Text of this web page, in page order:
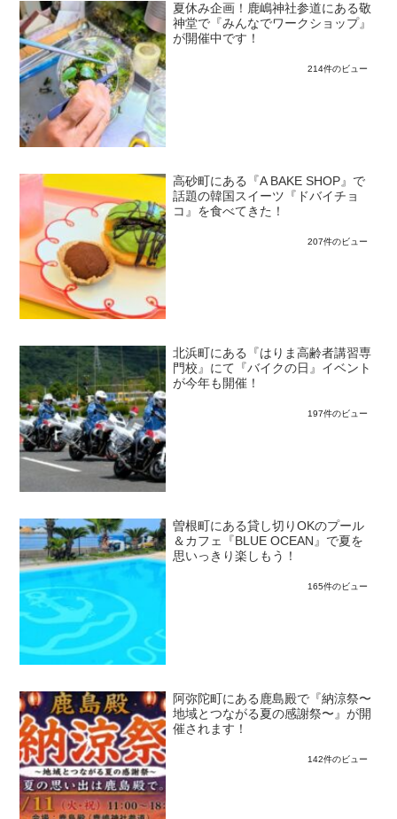
夏休み企画！鹿嶋神社参道にある敬
神堂で『みんなでワークショップ』
が開催中です！
214件のビュー
高砂町にある『A BAKE SHOP』で
話題の韓国スイーツ『ドバイチョ
コ』を食べてきた！
207件のビュー
北浜町にある『はりま高齢者講習専
門校』にて『バイクの日』イベント
が今年も開催！
197件のビュー
曽根町にある貸し切りOKのプール
＆カフェ『BLUE OCEAN』で夏を
思いっきり楽しもう！
165件のビュー
阿弥陀町にある鹿島殿で『納涼祭〜
地域とつながる夏の感謝祭〜』が開
催されます！
142件のビュー